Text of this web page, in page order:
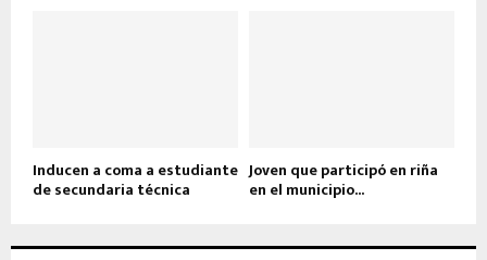
Inducen a coma a estudiante
de secundaria técnica
Joven que participó en riña
en el municipio...